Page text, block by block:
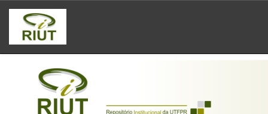
Skip
navigation